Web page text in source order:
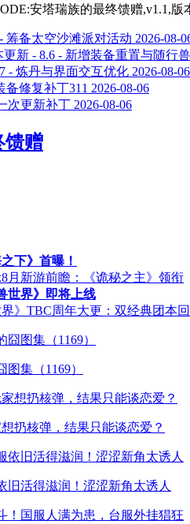
安塔瑞族的最终馈赠,v1.1,
筹备太空沙滩派对活动 2026-08-
更新 - 8.6 - 新增装备重置与随行
- 炼丹与界面交互优化 2026-08-06
备修复补丁311 2026-08-06
次更新补丁 2026-08-06
馈赠
下》首曝！
8月新游前瞻：《诡秘之主》领衔
世界》即将上线
界》TBC周年大更：双经典团本回
集（1169）
扔核弹，结果只能谈恋爱？
旧活得滋润！涩涩新角太诱人